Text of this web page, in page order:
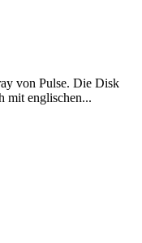
von Pulse. Die Disk
mit englischen...